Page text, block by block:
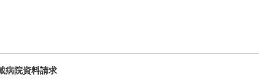
病院資料請求